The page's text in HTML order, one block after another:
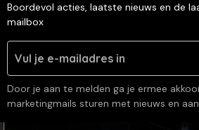
Boordevol acties, laatste nieuws en de
mailbox
Door je aan te melden ga je ermee
marketingmails sturen met nieuws en